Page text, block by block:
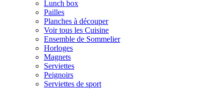
Lunch box
Pailles
Planches à découper
Voir tous les Cuisine
Ensemble de Sommelier
Horloges
Magnets
Serviettes
Peignoirs
Serviettes de sport